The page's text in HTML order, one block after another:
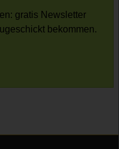
gratis Newsletter
bekommen.